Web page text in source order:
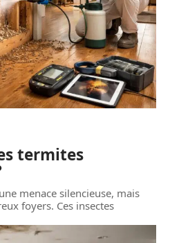
termites
menace silencieuse, mais
foyers. Ces insectes